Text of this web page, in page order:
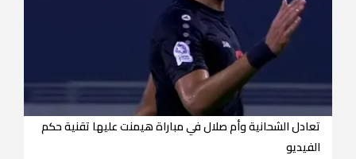
تعادل الشحانية وأم صلال في مباراة هيمنت عليها تقنية حكم
الفيديو